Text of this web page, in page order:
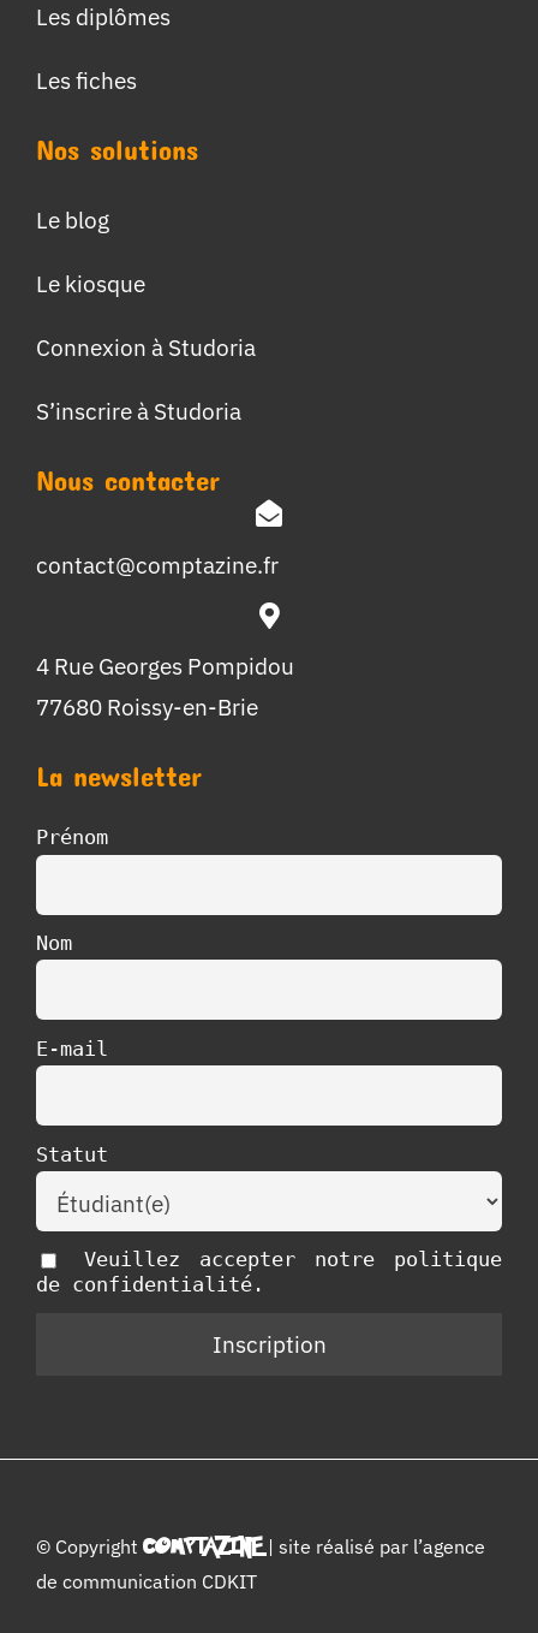
Les diplômes
Les fiches
Nos solutions
Le blog
Le kiosque
Connexion à Studoria
S’inscrire à Studoria
Nous contacter
contact@comptazine.fr
4 Rue Georges Pompidou
77680 Roissy-en-Brie
La newsletter
Prénom
Nom
E-mail
Statut
Veuillez accepter notre politique
de confidentialité.
© Copyright COMPTAZINE| site réalisé par l’agence
de communication CDKIT